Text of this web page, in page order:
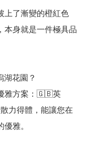
上了漸變的橙紅色
本身就是一件極具品
湖花園？
雅方案：🇬🇧英
得體，能讓您在
雅。